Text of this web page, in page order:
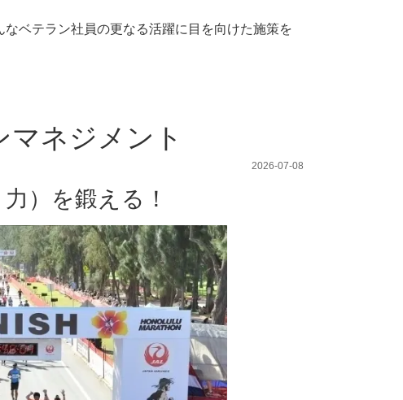
ベテラン社員の更なる活躍に目を向けた施策を
ネジメント
2026-07-08
）を鍛える！